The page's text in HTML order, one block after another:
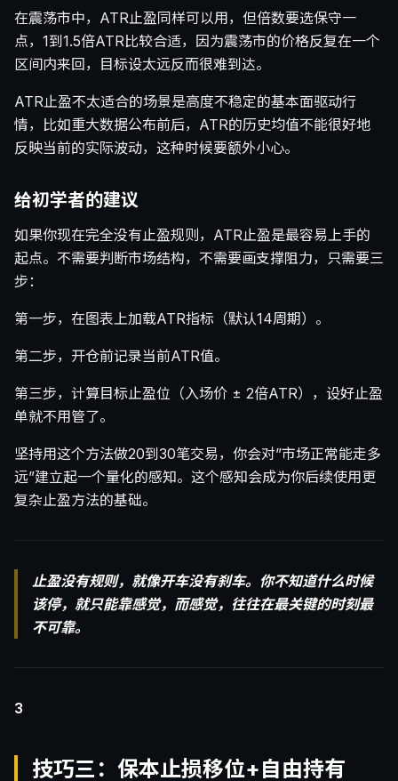
在震荡市中，ATR止盈同样可以用，但倍数要选保守一
点，1到1.5倍ATR比较合适，因为震荡市的价格反复在一个
区间内来回，目标设太远反而很难到达。
ATR止盈不太适合的场景是高度不稳定的基本面驱动行
情，比如重大数据公布前后，ATR的历史均值不能很好地
反映当前的实际波动，这种时候要额外小心。
给初学者的建议
如果你现在完全没有止盈规则，ATR止盈是最容易上手的
起点。不需要判断市场结构，不需要画支撑阻力，只需要三
步：
第一步，在图表上加载ATR指标（默认14周期）。
第二步，开仓前记录当前ATR值。
第三步，计算目标止盈位（入场价 ± 2倍ATR），设好止盈
单就不用管了。
坚持用这个方法做20到30笔交易，你会对”市场正常能走多
远”建立起一个量化的感知。这个感知会成为你后续使用更
复杂止盈方法的基础。
止盈没有规则，就像开车没有刹车。你不知道什么时候
该停，就只能靠感觉，而感觉，往往在最关键的时刻最
不可靠。
3
技巧三：保本止损移位+自由持有